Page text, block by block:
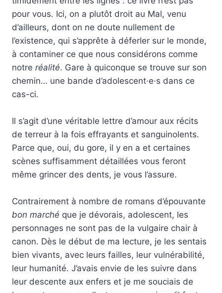
pour vous. Ici, on a plutôt droit au Mal, venu
d’ailleurs, dont on ne doute nullement de
l’existence, qui s’apprête à déferler sur le monde,
à contaminer ce que nous considérons comme
notre réalité. Gare à quiconque se trouve sur son
chemin… une bande d’adolescent·e·s dans ce
cas-ci.
Il s’agit d’une véritable lettre d’amour aux récits
de terreur à la fois effrayants et sanguinolents.
Parce que, oui, du gore, il y en a et certaines
scènes suffisamment détaillées vous feront
même grincer des dents, je vous l’assure.
Contrairement à nombre de romans d’épouvante
bon marché que je dévorais, adolescent, les
personnages ne sont pas de la vulgaire chair à
canon. Dès le début de ma lecture, je les sentais
bien vivants, avec leurs failles, leur vulnérabilité,
leur humanité. J’avais envie de les suivre dans
leur descente aux enfers et je me souciais de